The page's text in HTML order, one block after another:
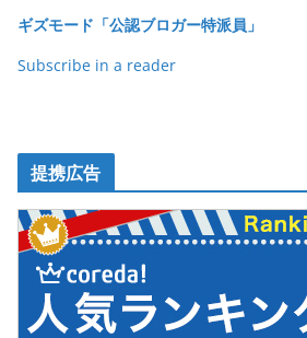
k
ギズモード「公認ブロガー特派員」
Subscribe in a reader
提携広告